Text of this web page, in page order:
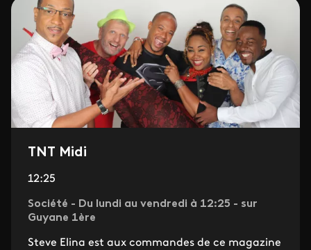
TNT Midi
12:25
Société - Du lundi au vendredi à 12:25 - sur
Guyane 1ère
Steve Elina est aux commandes de ce magazine